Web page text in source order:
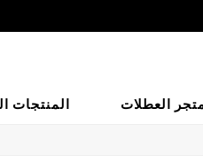
العطلات المنتجات